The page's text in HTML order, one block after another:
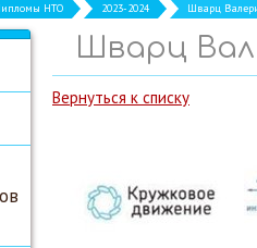
НТО 2023-2024 Шварц
Шварц
Вернуться к списку